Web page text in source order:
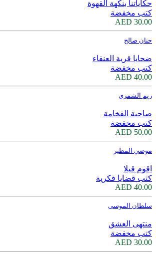
حكاياتنا بنكهة القهوة
كتب مخفضة
30.00 AED
حنان صالح
ضحايا قرية العنقاء
كتب مخفضة
40.00 AED
ريم الشمري
صاحبة الفخامة
كتب مخفضة
50.00 AED
موضي المطير
اقوم قيلا
كتب قضايا فكرية
40.00 AED
سلطان الموسى
منتهى العشق
كتب مخفضة
30.00 AED